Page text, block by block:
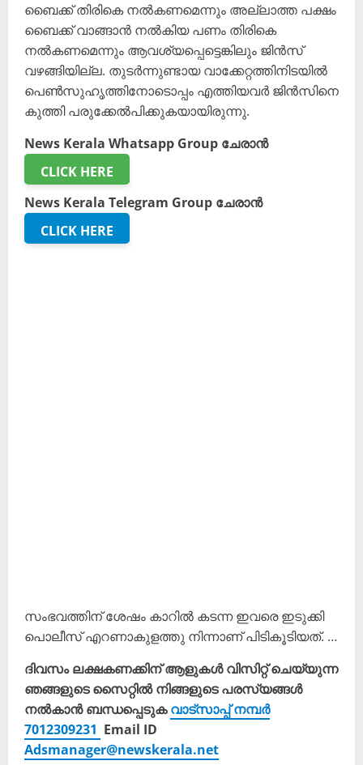
ബൈക്ക് തിരികെ നൽകണമെന്നും അല്ലാത്ത പക്ഷം
ബൈക്ക് വാങ്ങാൻ നൽകിയ പണം തിരികെ
നൽകണമെന്നും ആവശ്യപ്പെട്ടെങ്കിലും ജിൻസ്
വഴങ്ങിയില്ല. തുടർന്നുണ്ടായ വാക്കേറ്റത്തിനിടയിൽ
പെൺസുഹൃത്തിനോടൊപ്പം എത്തിയവർ ജിൻസിനെ
കുത്തി പരുക്കേൽപിക്കുകയായിരുന്നു.
News Kerala Whatsapp Group ചേരാൻ
CLICK HERE
News Kerala Telegram Group ചേരാൻ
CLICK HERE
സംഭവത്തിന് ശേഷം കാറിൽ കടന്ന ഇവരെ ഇടുക്കി
പൊലീസ് എറണാകുളത്തു നിന്നാണ് പിടികൂടിയത്. …
ദിവസം ലക്ഷകണക്കിന് ആളുകൾ വിസിറ്റ് ചെയ്യുന്ന
ഞങ്ങളുടെ സൈറ്റിൽ നിങ്ങളുടെ പരസ്യങ്ങൾ
നൽകാൻ ബന്ധപ്പെടുകവാട്സാപ്പ് നമ്പർ
7012309231 Email ID
Adsmanager@newskerala.net